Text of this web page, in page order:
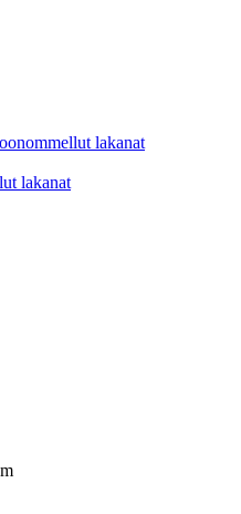
lakanat
lakanat